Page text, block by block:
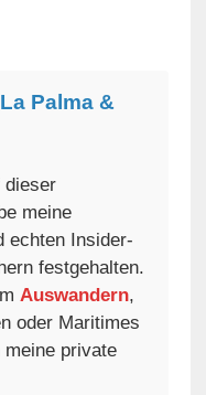
Palma &
dieser
meine
echten Insider-
festgehalten.
Auswandern,
oder Maritimes
private